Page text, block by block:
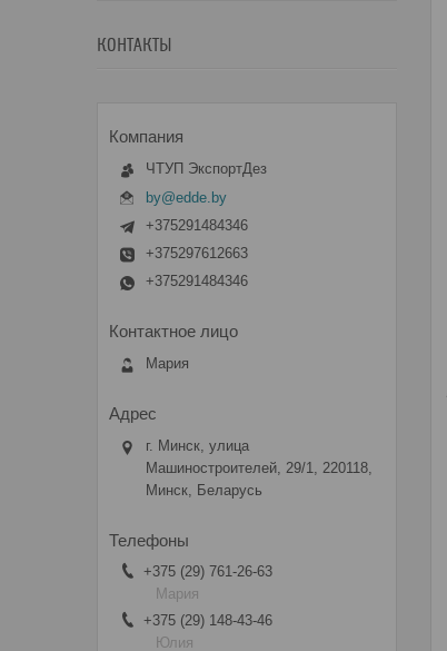
КОНТАКТЫ
ЧТУП ЭкспортДез
by@edde.by
+375291484346
+375297612663
+375291484346
Мария
г. Минск, улица
Машиностроителей, 29/1, 220118,
Минск, Беларусь
+375 (29) 761-26-63
Мария
+375 (29) 148-43-46
Юлия